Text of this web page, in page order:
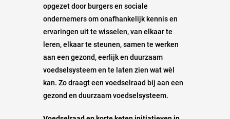
opgezet door burgers en sociale
ondernemers om onafhankelijk kennis en
ervaringen uit te wisselen, van elkaar te
leren, elkaar te steunen, samen te werken
aan een gezond, eerlijk en duurzaam
voedselsysteem en te laten zien wat wèl
kan. Zo draagt een voedselraad bij aan een
gezond en duurzaam voedselsysteem.